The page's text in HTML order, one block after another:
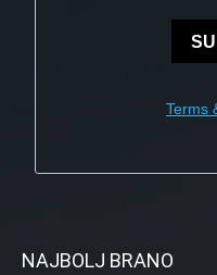
Terms
NAJBOLJ BRANO